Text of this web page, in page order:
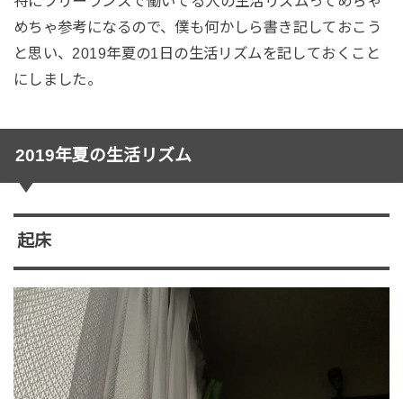
めちゃ参考になるので、僕も何かしら書き記しておこう
と思い、2019年夏の1日の生活リズムを記しておくこと
にしました。
2019年夏の生活リズム
起床